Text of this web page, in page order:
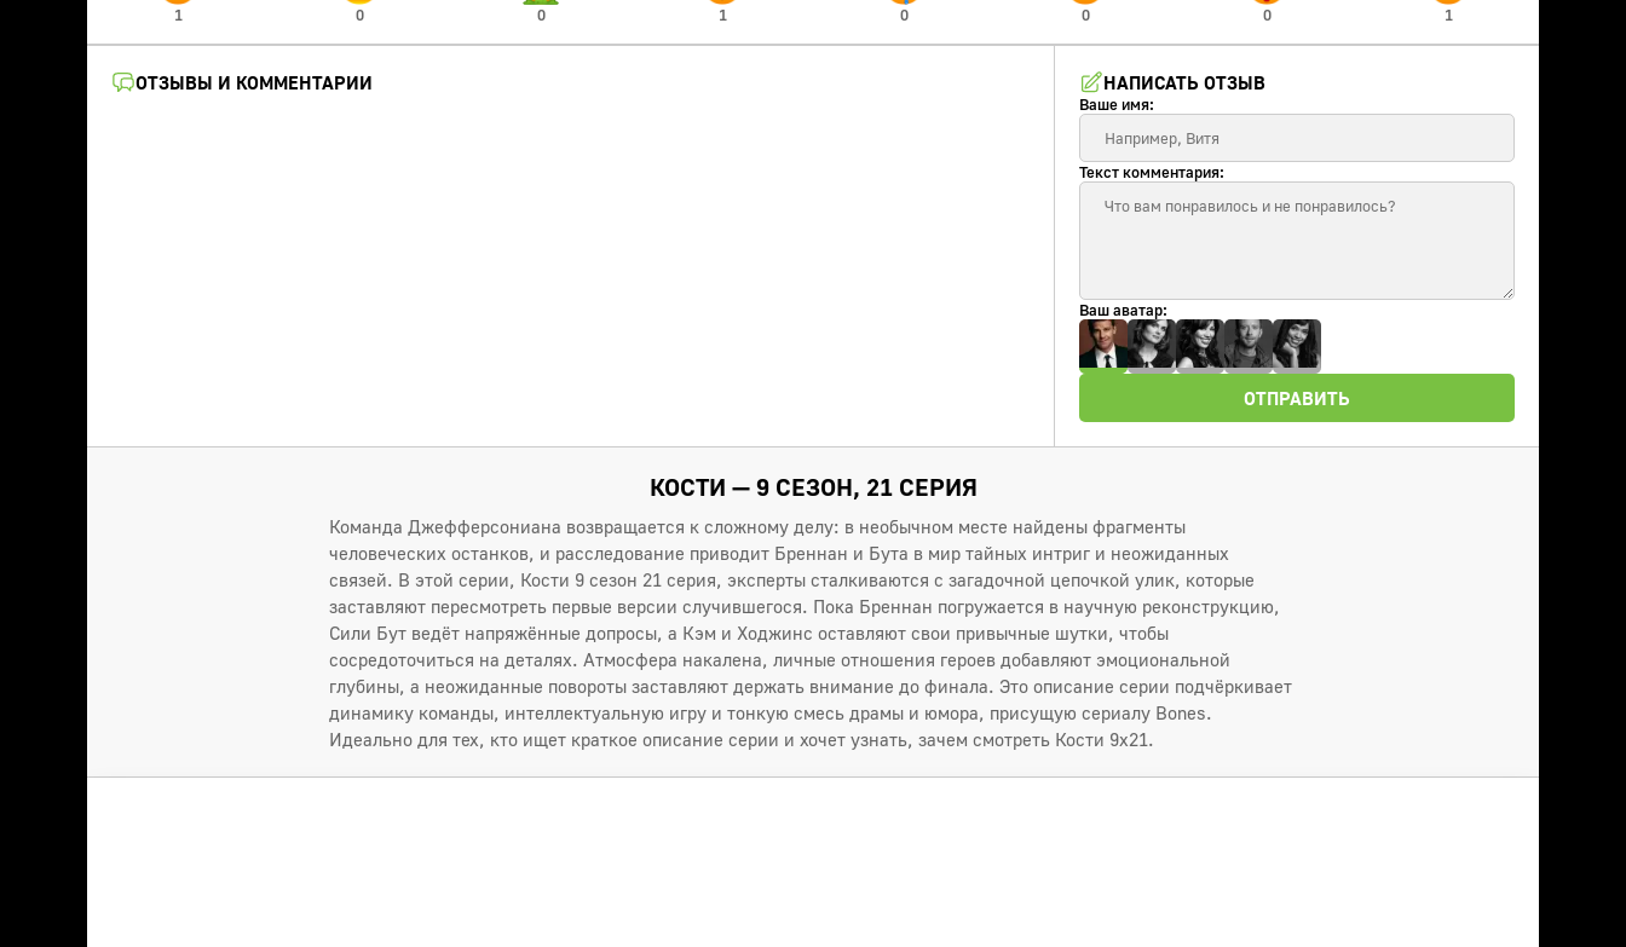
1 0 0 1 0 0 0 1
ОТЗЫВЫ И КОММЕНТАРИИ НАПИСАТЬ ОТЗЫВ
Ваше имя:
Текст комментария:
Ваш аватар:
ОТПРАВИТЬ
КОСТИ — 9 СЕЗОН, 21 СЕРИЯ
Команда Джефферсониана возвращается к сложному делу: в необычном месте найдены фрагменты
человеческих останков, и расследование приводит Бреннан и Бута в мир тайных интриг и неожиданных
связей. В этой серии, Кости 9 сезон 21 серия, эксперты сталкиваются с загадочной цепочкой улик, которые
заставляют пересмотреть первые версии случившегося. Пока Бреннан погружается в научную реконструкцию,
Сили Бут ведёт напряжённые допросы, а Кэм и Ходжинс оставляют свои привычные шутки, чтобы
сосредоточиться на деталях. Атмосфера накалена, личные отношения героев добавляют эмоциональной
глубины, а неожиданные повороты заставляют держать внимание до финала. Это описание серии подчёркивает
динамику команды, интеллектуальную игру и тонкую смесь драмы и юмора, присущую сериалу Bones.
Идеально для тех, кто ищет краткое описание серии и хочет узнать, зачем смотреть Кости 9x21.